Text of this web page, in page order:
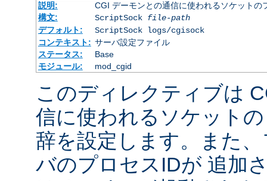
説明:
CGI デーモンとの通信に使われるソケットの
構文:
ScriptSock file-path
デフォルト:
ScriptSock logs/cgisock
コンテキスト: サーバ設定ファイル
ステータス:
Base
モジュール:
mod_cgid
このディレクティブは
信に使われるソケット
辞を設定します。また
バのプロセスIDが 追加